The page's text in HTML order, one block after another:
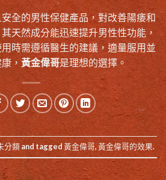
全的男性保健產品，對改善陽痿和
天然成分能迅速提升男性性功能，
時需遵循醫生的建議，適量服用並
，黃金偉哥是理想的選擇。
分類and tagged黃金偉哥,黃金偉哥的效果.